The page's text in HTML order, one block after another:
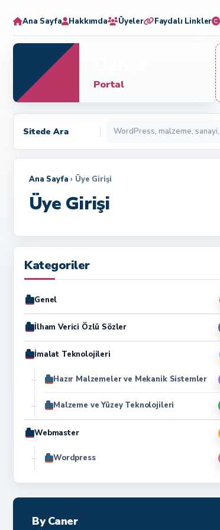
Ana Sayfa Hakkımda Üyeler Faydalı Linkler
Portal
Sitede Ara
Ana Sayfa › Üye Girişi
Üye Girişi
Kategoriler
Genel
İlham Verici Özlü Sözler
İmalat Teknolojileri
Hazır Malzemeler ve Mekanik Sistemler
Malzeme ve Yüzey Teknolojileri
Webmaster
Wordpress
By Caner